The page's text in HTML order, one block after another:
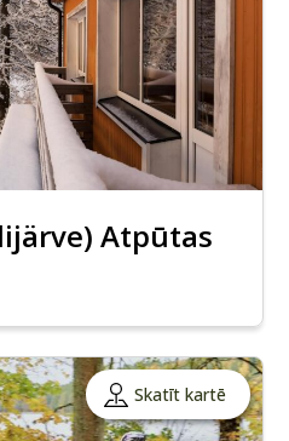
Atpūtas
Skatīt kartē